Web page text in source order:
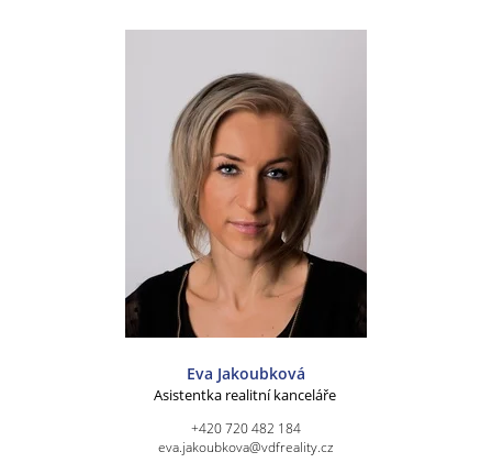
Eva Jakoubková
Asistentka realitní kanceláře
+420 720 482 184
eva.jakoubkova@vdfreality.cz